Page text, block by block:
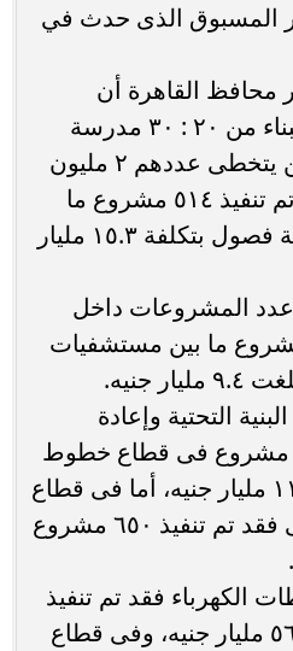
المسبوق الذى حدث في
محافظ القاهرة أن
العاصمة تحتاج سنويًا لبناء من ٢٠ : ٣٠ مدرسة
لاستيعاب الطلاب الذين يتخطى عددهم ٢ مليون
طالب، مشيرًا إلى أنه تم تنفيذ ٥١٤ مشروع ما
بين بناء مدارس وإضافة فصول بتكلفة ١٥.٣ مليار
المشروعات داخل
حوالي ٤٠٩ مشروع ما بين مستشفيات
جنيه.
التحتية وإعادة
التخطيط تم تنفيذ ٣١٠ مشروع فى قطاع خطوط
مياه الشرب بتكلفة ١١.٩ مليار جنيه، أما فى قطاع
خطوط الصرف الصحى فقد تم تنفيذ ٦٥٠ مشروع
الكهرباء فقد تم تنفيذ
٢٢٧ مشروع بتكلفة ٥٦.٨ مليار جنيه، وفى قطاع